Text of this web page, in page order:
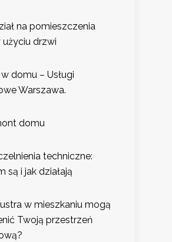
na pomieszczenia
użyciu drzwi
domu – Usługi
Warszawa.
domu
techniczne:
są i jak działają
w mieszkaniu mogą
Twoją przestrzeń